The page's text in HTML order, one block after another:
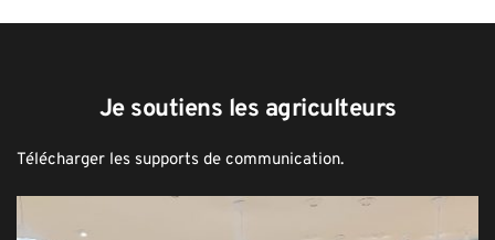
Je soutiens les agriculteurs
Télécharger les supports de communication.